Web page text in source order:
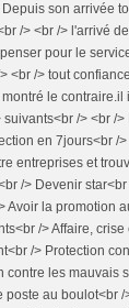
son arrivée
/> <br /> l'arrivé
pour le
<br /> tout
montré le
suivants<br /> <br /
en 7jours<br /
entreprises et
/> Devenir
Avoir la promotion
/> Affaire,
/> Protection
contre les mauvais
poste au boulot<br